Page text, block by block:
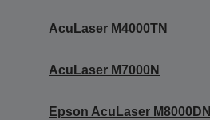
AcuLaser M4000TN
AcuLaser M7000N
Epson AcuLaser M8000DN